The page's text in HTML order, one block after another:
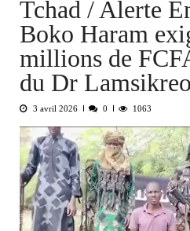
Tchad / Alerte
Boko Haram
millions de
du Dr
3 avril 2026 0 1063